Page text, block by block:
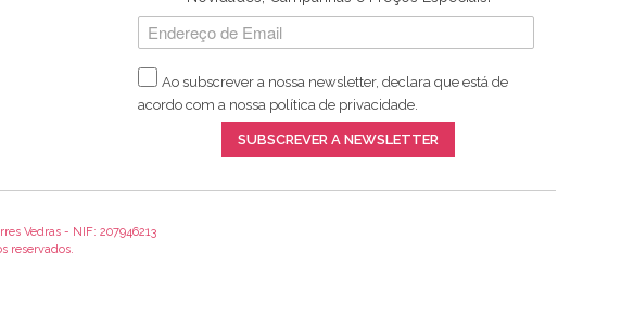
com os produtos adquiridos. Relativamente à bolsa, tem um tecido com um
loja, têm excelentes artigos a um preço muito justo. A expedição da
Ao subscrever a nossa newsletter, declara que está de
acordo com a nossa política de privacidade.
SUBSCREVER A NEWSLETTER
Vedras - NIF: 207946213
reservados.